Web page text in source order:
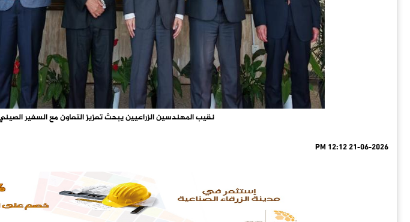
نقيب المهندسين الزراعيين يبحث تعزيز التعاون مع السفير
21-06-2026 12:12 PM